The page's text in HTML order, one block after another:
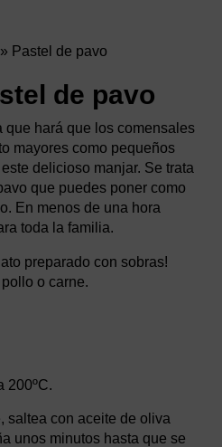
» Pastel de pavo
de pavo
que hará que los comensales
mayores como pequeños
delicioso manjar. Se trata
que puedes poner como
En menos de una hora
toda la familia.
preparado con sobras!
o carne.
200ºC.
saltea con aceite de oliva
unos minutos hasta que se